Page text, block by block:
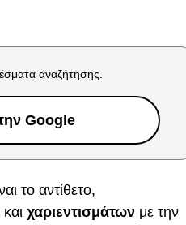
αναζήτησης.
Google
το αντίθετο,
χαριεντισμάτων με την